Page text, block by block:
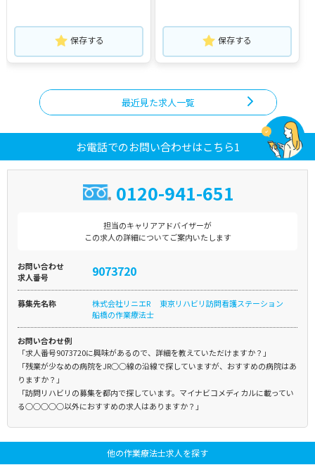
保存する 保存する
最近見た求人一覧
お電話でのお問い合わせはこちら1
0120-941-651
担当のキャリアアドバイザーが
この求人の詳細についてご案内いたします
お問い合わせ
求人番号
9073720
募集先名称
株式会社リニエR 東京リハビリ訪問看護ステーション
船橋の作業療法士
お問い合わせ例
「求人番号9073720に興味があるので、詳細を教えていただけますか？」
「残業が少なめの病院をJR○○線の沿線で探していますが、おすすめの病院はあ
りますか？」
「訪問リハビリの募集を都内で探しています。マイナビコメディカルに載ってい
る○○○○○以外におすすめの求人はありますか？」
他の作業療法士求人を探す